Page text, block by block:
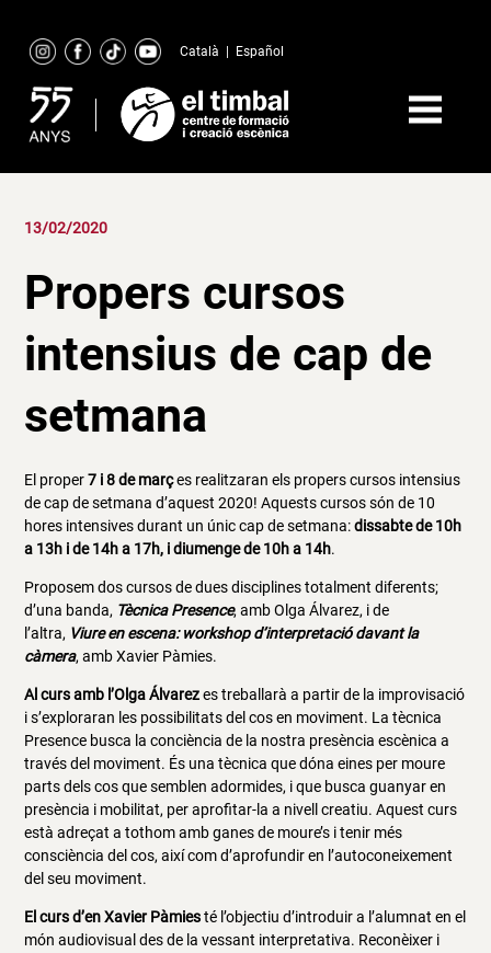
content
Català Español
13/02/2020
Propers cursos
intensius de cap de
setmana
El proper7 i 8 de marçes realitzaran els propers cursos intensius
de cap de setmana d’aquest 2020! Aquests cursos són de 10
hores intensives durant un únic cap de setmana:dissabte de 10h
a 13h i de 14h a 17h, i diumenge de 10h a 14h.
Proposem dos cursos de dues disciplines totalment diferents;
d’una banda, Tècnica Presence, amb Olga Álvarez, i de
l’altra, Viure en escena: workshop d’interpretació davant la
càmera, amb Xavier Pàmies.
Al curs amb l’Olga Álvarezes treballarà a partir de la improvisació
i s’exploraran les possibilitats del cos en moviment. La tècnica
Presence busca la conciència de la nostra presència escènica a
través del moviment. És una tècnica que dóna eines per moure
parts dels cos que semblen adormides, i que busca guanyar en
presència i mobilitat, per aprofitar-la a nivell creatiu. Aquest curs
està adreçat a tothom amb ganes de moure’s i tenir més
consciència del cos, així com d’aprofundir en l’autoconeixement
del seu moviment.
El curs d’en Xavier Pàmiesté l’objectiu d’introduir a l’alumnat en el
món audiovisual des de la vessant interpretativa. Reconèixer i